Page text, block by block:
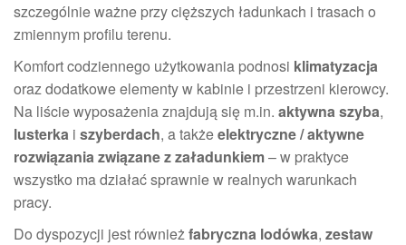
szczególnie ważne przy cięższych ładunkach i trasach o
zmiennym profilu terenu.
Komfort codziennego użytkowania podnosi klimatyzacja
oraz dodatkowe elementy w kabinie i przestrzeni kierowcy.
Na liście wyposażenia znajdują się m.in. aktywna szyba,
lusterka i szyberdach, a takżeelektryczne / aktywne
rozwiązania związane z załadunkiem– w praktyce
wszystko ma działać sprawnie w realnych warunkach
pracy.
Do dyspozycji jest równieżfabryczna lodówka, zestaw